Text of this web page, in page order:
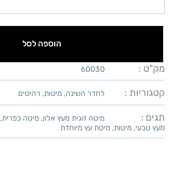
הוספה לסל
מק"ט : 60030
קטגוריות : לחדר השינה, מיטות, רהיטים
תגים : מיטה זוגית מעץ אלון, מיטה כפרית,
מעץ טבעי, מיטות, מיטת עץ מיוחדת